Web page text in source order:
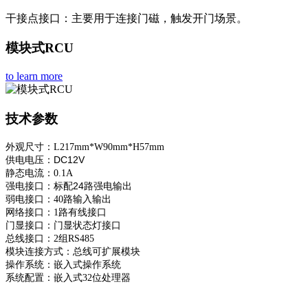
干接点接口：主要用于连接门磁，触发开门场景。
模块式RCU
to learn more
技术参数
外观尺寸：L217mm*W90mm*H57mm
供电电压 ： DC12V
静态电流： 0.1A
强电接口： 标配24路强电输出
弱电接口：40路输入输出
网络接口：1路有线接口
门显接口：门显状态灯接口
总线接口：2组RS485
模块连接方式：总线可扩展模块
操作系统：嵌入式操作系统
系统配置：嵌入式32位处理器